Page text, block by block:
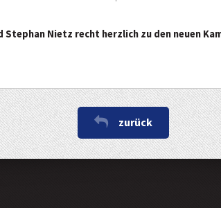
Stephan Nietz recht herzlich zu den neuen
zurück